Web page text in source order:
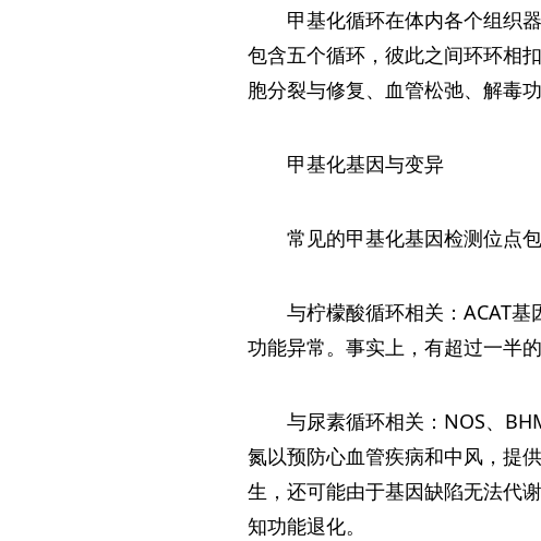
甲基化循环在体内各个组织
包含五个循环，彼此之间环环相
胞分裂与修复、血管松弛、解毒
甲基化基因与变异
常见的甲基化基因检测位点包
与柠檬酸循环相关：ACAT
功能异常。事实上，有超过一半
与尿素循环相关：NOS、
氮以预防心血管疾病和中风，提
生，还可能由于基因缺陷无法代
知功能退化。